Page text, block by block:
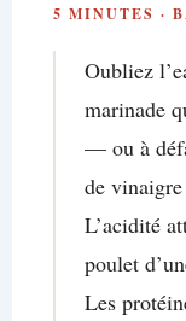
5 MINUTES ·
Oubliez
marinade
— ou à
de
L’acidité
poulet
Les